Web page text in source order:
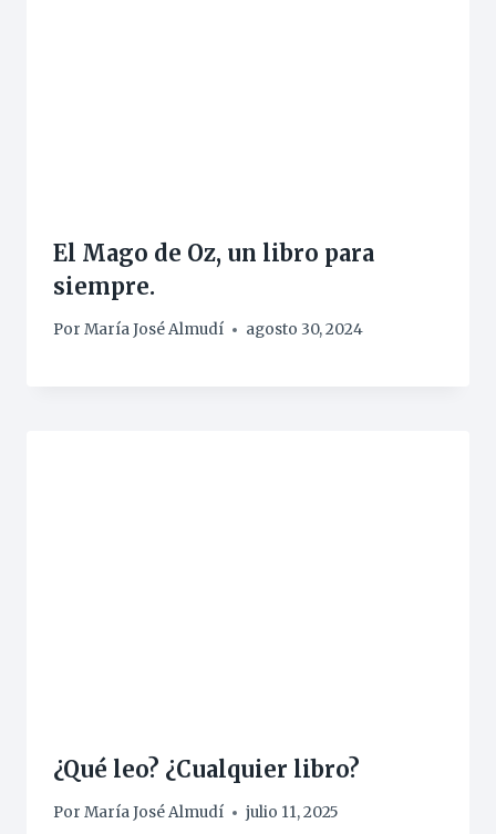
El Mago de Oz, un libro para
siempre.
Por María José Almudí agosto 30, 2024
¿Qué leo? ¿Cualquier libro?
Por María José Almudí julio 11, 2025